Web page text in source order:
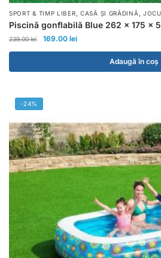
SPORT & TIMP LIBER,CASĂ ȘI GRĂDINĂ ,
Piscină gonflabilă Blue 262 x 175 x
239.00lei 169.00 lei
Adaugă în coș
-24%